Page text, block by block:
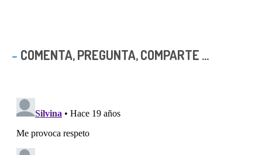
COMENTA, PREGUNTA, COMPARTE ...